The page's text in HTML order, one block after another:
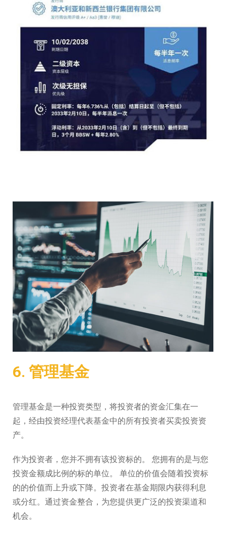
6. 管理基金
管理基金是一种投资类型，将投资者的资金汇集在一
起，经由投资经理代表基金中的所有投资者买卖投资资
产。
作为投资者，您并不拥有该投资标的。 您拥有的是与您
投资金额成比例的标的单位。 单位的价值会随着投资标
的的价值而上升或下降。投资者在基金期限内获得利息
或分红。通过资金整合，为您提供更广泛的投资渠道和
机会。